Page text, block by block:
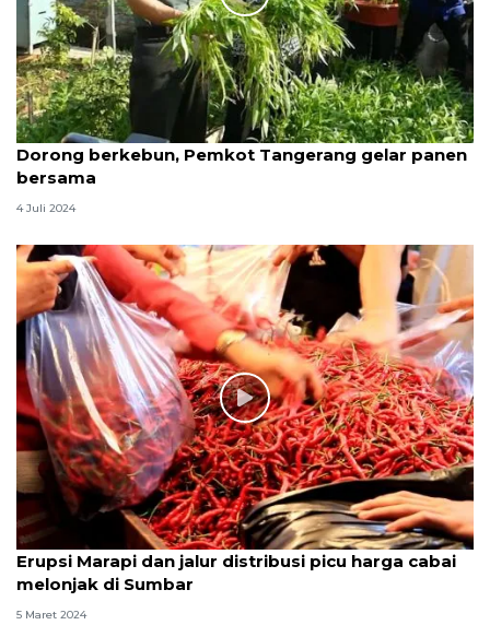
Dorong berkebun, Pemkot Tangerang gelar panen
bersama
4 Juli 2024
Erupsi Marapi dan jalur distribusi picu harga cabai
melonjak di Sumbar
5 Maret 2024